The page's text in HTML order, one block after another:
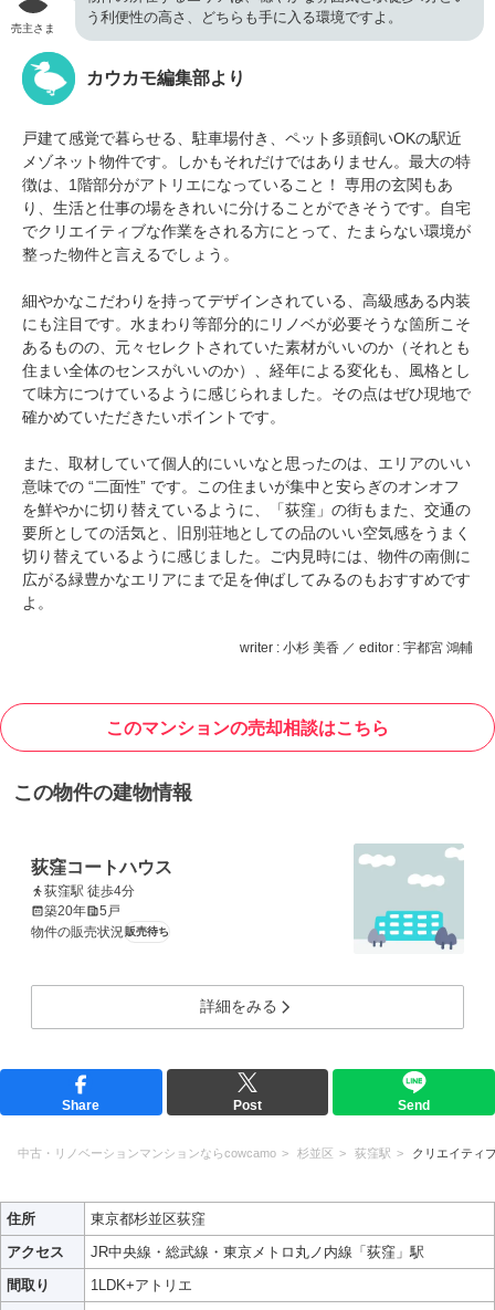
売主さま
う利便性の高さ、どちらも手に入る環境ですよ。
カウカモ編集部より
戸建て感覚で暮らせる、駐車場付き、ペット多頭飼いOKの駅近
メゾネット物件です。しかもそれだけではありません。最大の特
徴は、1階部分がアトリエになっていること！ 専用の玄関もあ
り、生活と仕事の場をきれいに分けることができそうです。自宅
でクリエイティブな作業をされる方にとって、たまらない環境が
整った物件と言えるでしょう。
細やかなこだわりを持ってデザインされている、高級感ある内装
にも注目です。水まわり等部分的にリノベが必要そうな箇所こそ
あるものの、元々セレクトされていた素材がいいのか（それとも
住まい全体のセンスがいいのか）、経年による変化も、風格とし
て味方につけているように感じられました。その点はぜひ現地で
確かめていただきたいポイントです。
また、取材していて個人的にいいなと思ったのは、エリアのいい
意味での “二面性” です。この住まいが集中と安らぎのオンオフ
を鮮やかに切り替えているように、「荻窪」の街もまた、交通の
要所としての活気と、旧別荘地としての品のいい空気感をうまく
切り替えているように感じました。ご内見時には、物件の南側に
広がる緑豊かなエリアにまで足を伸ばしてみるのもおすすめです
よ。
writer : 小杉 美香 ／ editor : 宇都宮 鴻輔
このマンションの売却相談はこちら
この物件の建物情報
荻窪コートハウス
荻窪駅 徒歩4分
築20年
5戸
物件の販売状況販売待ち
詳細をみる
Share Post Send
中古・リノベーションマンションならcowcamo 杉並区 荻窪駅 クリエイティ
住所
東京都杉並区荻窪
アクセス
JR中央線・総武線・東京メトロ丸ノ内線「荻窪」駅
間取り
1LDK+アトリエ